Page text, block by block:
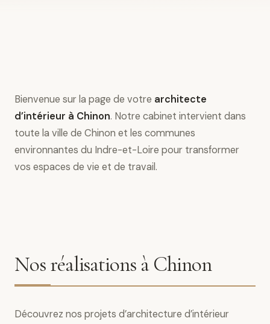
Bienvenue sur la page de votre architecte
d’intérieur à Chinon. Notre cabinet intervient dans
toute la ville de Chinon et les communes
environnantes du Indre-et-Loire pour transformer
vos espaces de vie et de travail.
Nos réalisations à Chinon
Découvrez nos projets d’architecture d’intérieur